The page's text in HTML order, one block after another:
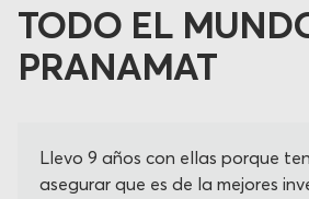
TODO EL
PRANAMAT
Llevo 9 años con ellas porque
asegurar que es de la mejores